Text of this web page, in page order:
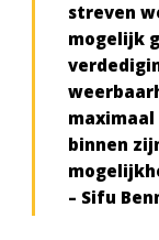
streven
mogelijk
binnen
– Sifu